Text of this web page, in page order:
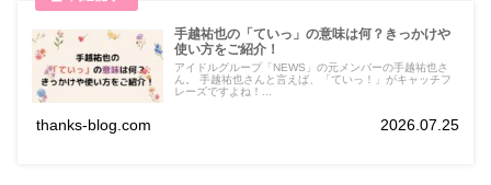
手越祐也の「ていっ」の意味は何？きっかけや
使い方をご紹介！
アイドルグループ「NEWS」の元メンバーの手越祐也さ
ん。 手越祐也さんと言えば、「ていっ！」がキャッチフ
レーズですよね！...
thanks-blog.com 2026.07.25